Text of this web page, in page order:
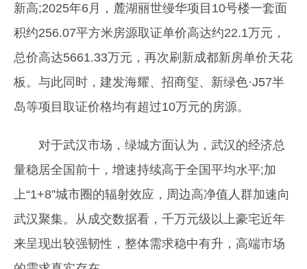
新高;2025年6月，麓湖丽世缦华项目10号楼一套面
积约256.07平方米房源取证单价高达约22.1万元，
总价高达5661.33万元，再次刷新成都新房单价天花
板。与此同时，建发海耀、招商玺、新绿色·J57半
岛等项目取证价格均有超过10万元的房源。
对于武汉市场，绿城方面认为，武汉的经济总
量稳居全国前十，增速持续高于全国平均水平;加
上“1+8”城市圈的辐射效应，周边高净值人群加速向
武汉聚集。从成交数据看，千万元级以上豪宅近年
来呈现出较强韧性，整体需求稳中有升，高端市场